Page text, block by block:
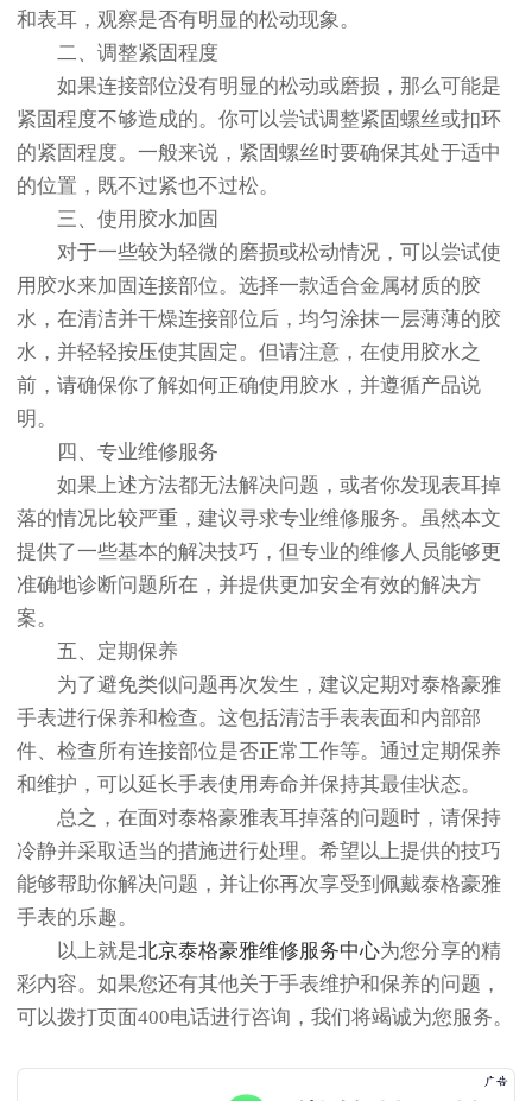
和表耳，观察是否有明显的松动现象。
二、调整紧固程度
如果连接部位没有明显的松动或磨损，那么可能是
紧固程度不够造成的。你可以尝试调整紧固螺丝或扣环
的紧固程度。一般来说，紧固螺丝时要确保其处于适中
的位置，既不过紧也不过松。
三、使用胶水加固
对于一些较为轻微的磨损或松动情况，可以尝试使
用胶水来加固连接部位。选择一款适合金属材质的胶
水，在清洁并干燥连接部位后，均匀涂抹一层薄薄的胶
水，并轻轻按压使其固定。但请注意，在使用胶水之
前，请确保你了解如何正确使用胶水，并遵循产品说
明。
四、专业维修服务
如果上述方法都无法解决问题，或者你发现表耳掉
落的情况比较严重，建议寻求专业维修服务。虽然本文
提供了一些基本的解决技巧，但专业的维修人员能够更
准确地诊断问题所在，并提供更加安全有效的解决方
案。
五、定期保养
为了避免类似问题再次发生，建议定期对泰格豪雅
手表进行保养和检查。这包括清洁手表表面和内部部
件、检查所有连接部位是否正常工作等。通过定期保养
和维护，可以延长手表使用寿命并保持其最佳状态。
总之，在面对泰格豪雅表耳掉落的问题时，请保持
冷静并采取适当的措施进行处理。希望以上提供的技巧
能够帮助你解决问题，并让你再次享受到佩戴泰格豪雅
手表的乐趣。
以上就是北京泰格豪雅维修服务中心为您分享的精
彩内容。如果您还有其他关于手表维护和保养的问题，
可以拨打页面400电话进行咨询，我们将竭诚为您服务。